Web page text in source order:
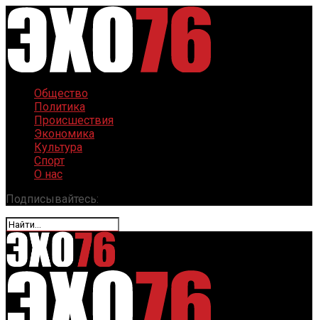
Общество
Политика
Происшествия
Экономика
Культура
Спорт
О нас
Подписывайтесь: